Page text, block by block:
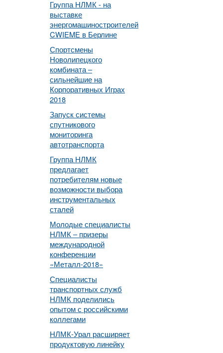
Группа НЛМК - на
выставке
энергомашиностроителей
CWIEME в Берлине
Спортсмены
Новолипецкого
комбината –
сильнейшие на
Корпоративных Играх
2018
Запуск системы
спутникового
мониторинга
автотранспорта
Группа НЛМК
предлагает
потребителям новые
возможности выбора
инструментальных
сталей
Молодые специалисты
НЛМК – призеры
международной
конференции
«Металл-2018»
Специалисты
транспортных служб
НЛМК поделились
опытом с российскими
коллегами
НЛМК-Урал расширяет
продуктовую линейку